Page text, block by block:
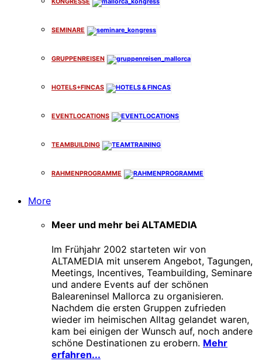
KONGRESSE
SEMINARE
GRUPPENREISEN
HOTELS+FINCAS
EVENTLOCATIONS
TEAMBUILDING
RAHMENPROGRAMME
More
Meer und mehr bei ALTAMEDIA
Im Frühjahr 2002 starteten wir von
ALTAMEDIA mit unserem Angebot, Tagungen,
Meetings, Incentives, Teambuilding, Seminare
und andere Events auf der schönen
Baleareninsel Mallorca zu organisieren.
Nachdem die ersten Gruppen zufrieden
wieder im heimischen Alltag gelandet waren,
kam bei einigen der Wunsch auf, noch andere
schöne Destinationen zu erobern. Mehr
erfahren...